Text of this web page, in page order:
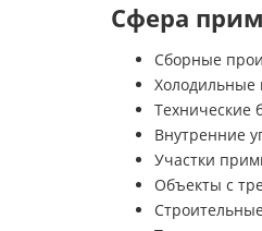
Сфера
Сборные
Холодильные
Технические
Внутренние
Участки
Объекты с